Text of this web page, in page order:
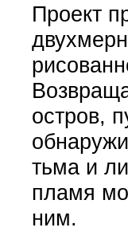
Проект
остров,
тьма и
пламя
ним.